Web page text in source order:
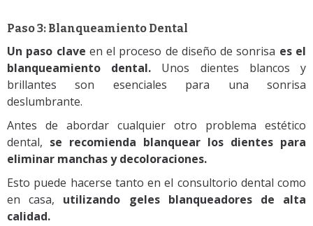
Paso 3: Blanqueamiento Dental
Un paso clave en el proceso de diseño de sonrisa es el
blanqueamiento dental. Unos dientes blancos y
brillantes son esenciales para una sonrisa
deslumbrante.
Antes de abordar cualquier otro problema estético
dental, se recomienda blanquear los dientes para
eliminar manchas y decoloraciones.
Esto puede hacerse tanto en el consultorio dental como
en casa, utilizando geles blanqueadores de alta
calidad.